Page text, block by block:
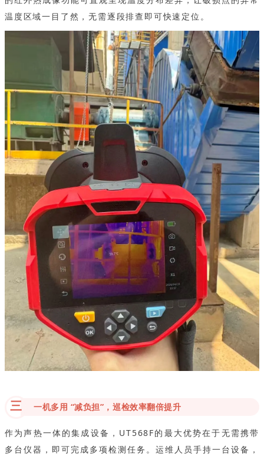
温度区域一目了然，无需逐段排查即可快速定位。
三 一机多用 “减负担”，巡检效率翻倍提升
作为声热一体的集成设备，UT568F的最大优势在于无需携带
多台仪器，即可完成多项检测任务。运维人员手持一台设备，